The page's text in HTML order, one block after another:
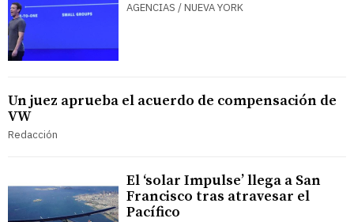
AGENCIAS / NUEVA YORK
Un juez aprueba el acuerdo de compensación de
VW
Redacción
El ‘solar Impulse’ llega a San
Francisco tras atravesar el
Pacífico